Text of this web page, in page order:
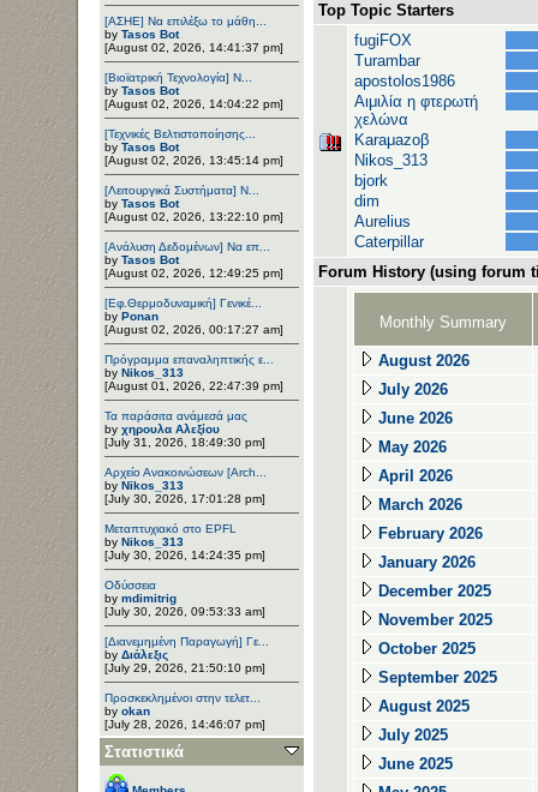
[ΑΣΗΕ] Να επιλέξω το μάθη...
by Tasos Bot
[August 02, 2026, 14:41:37 pm]
[Βιοϊατρική Τεχνολογία] Ν...
by Tasos Bot
[August 02, 2026, 14:04:22 pm]
[Τεχνικές Βελτιστοποίησης...
by Tasos Bot
[August 02, 2026, 13:45:14 pm]
[Λειτουργικά Συστήματα] Ν...
by Tasos Bot
[August 02, 2026, 13:22:10 pm]
[Ανάλυση Δεδομένων] Να επ...
by Tasos Bot
[August 02, 2026, 12:49:25 pm]
[Εφ.Θερμοδυναμική] Γενικέ...
by Ponan
[August 02, 2026, 00:17:27 am]
Πρόγραμμα επαναληπτικής ε...
by Nikos_313
[August 01, 2026, 22:47:39 pm]
Τα παράσιτα ανάμεσά μας
by χηρουλα Αλεξίου
[July 31, 2026, 18:49:30 pm]
Αρχείο Ανακοινώσεων [Arch...
by Nikos_313
[July 30, 2026, 17:01:28 pm]
Μεταπτυχιακό στο EPFL
by Nikos_313
[July 30, 2026, 14:24:35 pm]
Οδύσσεια
by mdimitrig
[July 30, 2026, 09:53:33 am]
[Διανεμημένη Παραγωγή] Γε...
by Διάλεξις
[July 29, 2026, 21:50:10 pm]
Προσκεκλημένοι στην τελετ...
by okan
[July 28, 2026, 14:46:07 pm]
Στατιστικά
Top Topic Starters
fugiFOX
Turambar
apostolos1986
Αιμιλία η φτερωτή
χελώνα
Karaμazoβ
Nikos_313
bjork
dim
Aurelius
Caterpillar
Forum History (using forum
Monthly Summary
August 2026
July 2026
June 2026
May 2026
April 2026
March 2026
February 2026
January 2026
December 2025
November 2025
October 2025
September 2025
August 2025
July 2025
June 2025